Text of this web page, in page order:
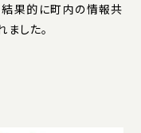
結果的に町内の情報共
した。